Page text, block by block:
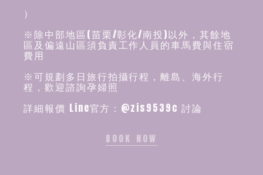
）
※除中部地區(苗栗/彰化/南投)以外，其餘地
區及偏遠山區須負責工作人員的車馬費與住宿
費用
※可規劃多日旅行拍攝行程，離島、海外行
程，歡迎諮詢孕婦照
詳細報價 Line官方：@zis9539c 討論
BOOK NOW